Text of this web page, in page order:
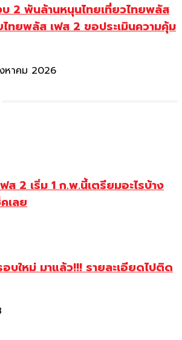
2 พันล้านหนุนไทยเที่ยวไทยพลัส
ไทยพลัส เฟส 2 ขอประเมินความคุ้ม
หาคม 2026
ส 2 เริ่ม 1 ก.พ.นี้เตรียมอะไรบ้าง
เลย
บใหม่ มาแล้ว!!! รายละเอียดไปติด